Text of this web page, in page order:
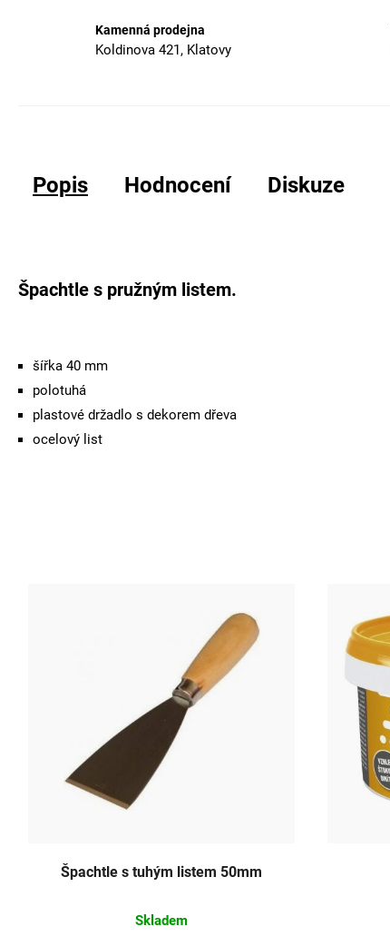
Kamenná prodejna
Koldinova 421, Klatovy
Popis Hodnocení Diskuze
Špachtle s pružným listem.
šířka 40 mm
polotuhá
plastové držadlo s dekorem dřeva
ocelový list
Špachtle s tuhým listem 50mm
Skladem